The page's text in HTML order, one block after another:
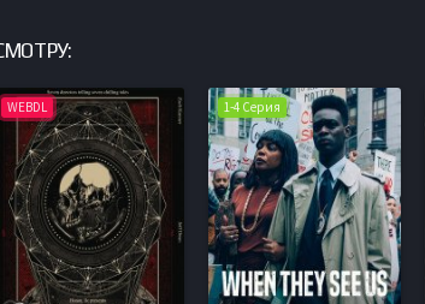
WEBDL 1-4 Серия